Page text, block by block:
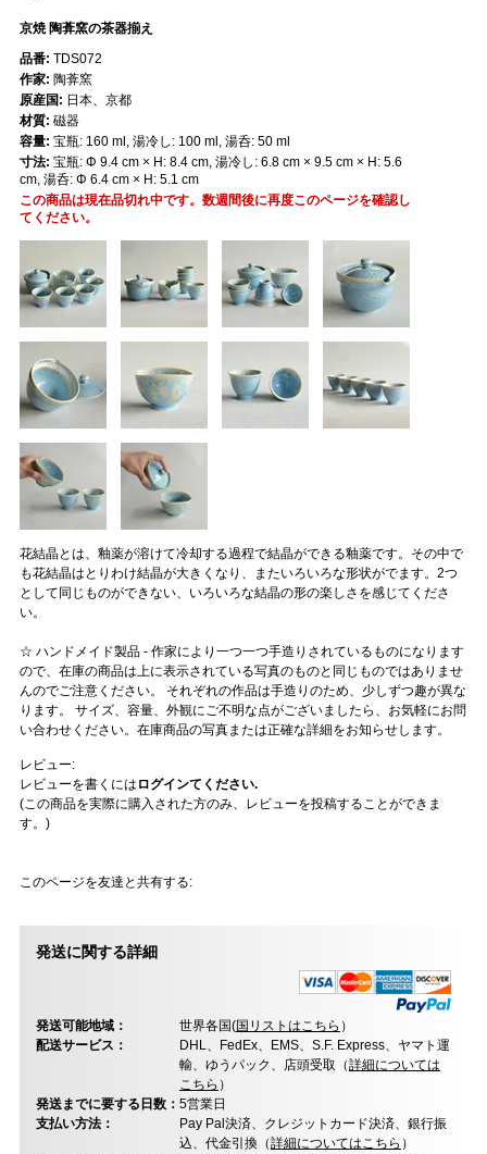
京焼 陶葊窯の茶器揃え
花結晶とは、釉薬が溶けて冷却する過程で結晶ができる釉薬です。その中で
も花結晶はとりわけ結晶が大きくなり、またいろいろな形状がでます。2つ
として同じものができない、いろいろな結晶の形の楽しさを感じてくださ
い。
☆ ハンドメイド製品 - 作家により一つ一つ手造りされているものになります
ので、在庫の商品は上に表示されている写真のものと同じものではありませ
んのでご注意ください。 それぞれの作品は手造りのため、少しずつ趣が異な
ります。 サイズ、容量、外観にご不明な点がございましたら、お気軽にお問
い合わせください。在庫商品の写真または正確な詳細をお知らせします。
レビュー:
レビューを書くには ログインてください.
(この商品を実際に購入された方のみ、レビューを投稿することができま
す。)
このページを友達と共有する:
品番: TDS072
作家: 陶葊窯
原産国: 日本、京都
材質: 磁器
容量: 宝瓶: 160 ml, 湯冷し: 100 ml, 湯呑: 50 ml
寸法: 宝瓶: Φ 9.4 cm × H: 8.4 cm, 湯冷し: 6.8 cm × 9.5 cm × H: 5.6
cm, 湯呑: Φ 6.4 cm × H: 5.1 cm
この商品は現在品切れ中です。数週間後に再度このページを確認し
てください。
発送に関する詳細
発送可能地域： 世界各国(国リストはこちら ）
配送サービス：
DHL、FedEx、EMS、S.F. Express、ヤマト運
輸、ゆうパック、店頭受取（詳細については
こちら ）
発送までに要する日数： 5営業日
支払い方法：
Pay Pal決済、クレジットカード決済、銀行振
込、代金引換（詳細についてはこちら ）